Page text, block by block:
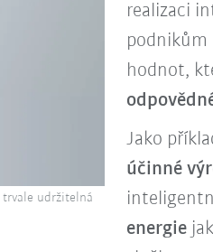
realizaci
podnikům
hodnot,
Jako
účinné
energie
trvale udržitelná